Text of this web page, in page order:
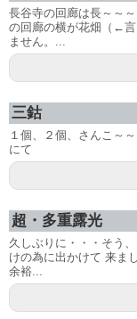
長谷寺の回廊は長～～
の回廊の横が花畑（←言
ません。...
三鈷
１個、２個、さん
にて
超・多重露光
久しぶりに・・・そう
けの為に出かけて 来ま
余裕...